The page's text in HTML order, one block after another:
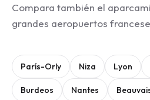
Compara también el
grandes aeropuertos
París-Orly Niza Lyon
Burdeos Nantes